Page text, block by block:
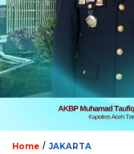
Home / JAKARTA